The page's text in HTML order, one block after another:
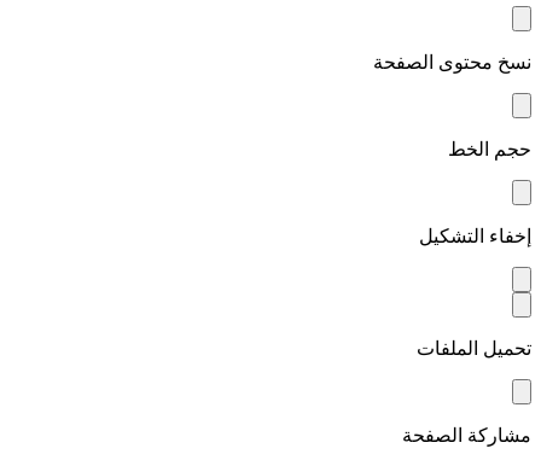
نسخ محتوى الصفحة
حجم الخط
إخفاء التشكيل
تحميل الملفات
مشاركة الصفحة